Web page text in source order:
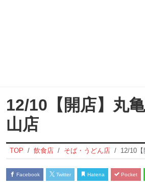
12/10【開店】丸
山店
TOP 飲食店 そば・うどん店 12/10
Facebook Twitter Hatena Pocket